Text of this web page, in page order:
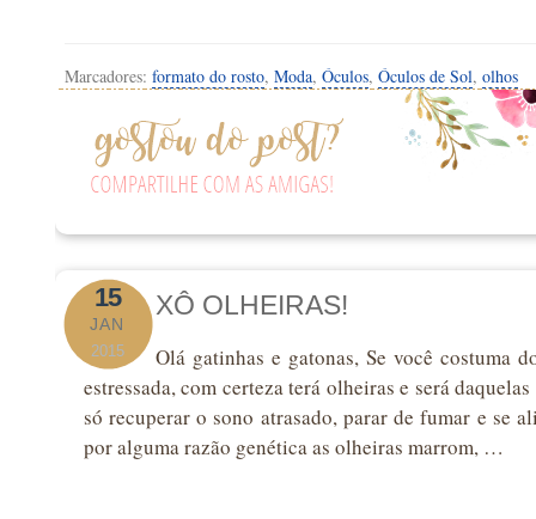
Marcadores: formato do rosto, Moda, Óculos, Óculos de Sol, olhos
15
JAN
2015
XÔ OLHEIRAS!
Olá gatinhas e gatonas, Se você costuma
estressada, com certeza terá olheiras e será
só recuperar o sono atrasado, parar de fumar e se
por alguma razão genética as olheiras marrom, …